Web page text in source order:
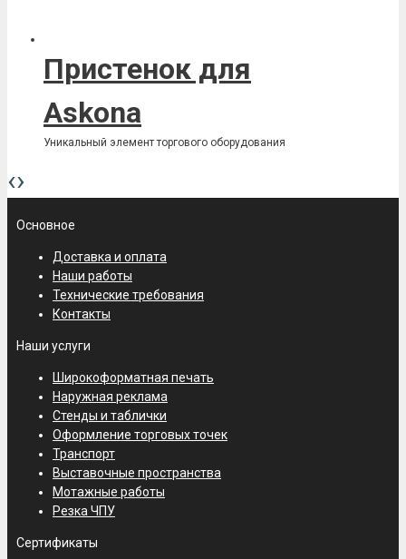
Пристенок для
Askona
Уникальный элемент торгового оборудования
Стенд Ergomotion
Подиум для уникальной кровати
Изготовление подиума для…
‹›
Основное
Доставка и оплата
Наши работы
Технические требования
Контакты
Наши услуги
Широкоформатная печать
Наружная реклама
Стенды и таблички
Оформление торговых точек
Транспорт
Выставочные пространства
Мотажные работы
Резка ЧПУ
Сертификаты